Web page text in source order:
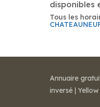
disponibles
Tous les
Annuaire
inversé |